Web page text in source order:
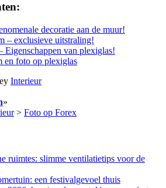
decoratie aan de muur!
– exclusieve uitstraling!
Eigenschappen van plexiglas!
en foto op plexiglas
Interieur
»
> Foto op Forex
ruimtes: slimme ventilatietips voor de
een festivalgevoel thuis